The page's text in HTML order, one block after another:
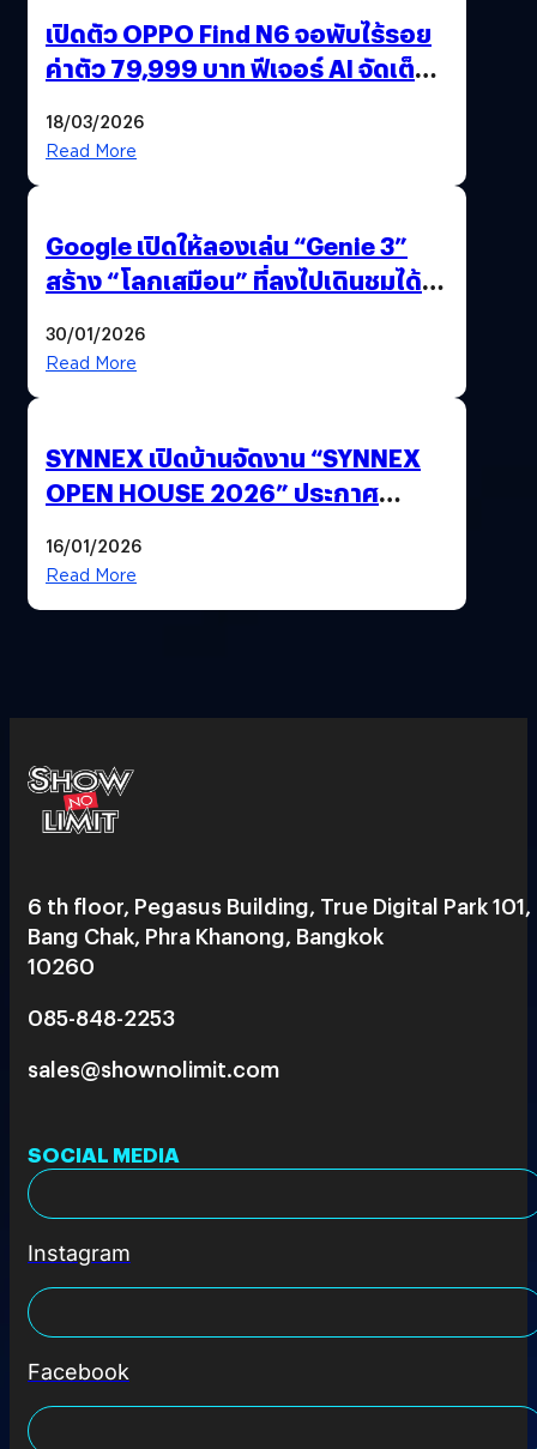
เปิดตัว OPPO Find N6 จอพับไร้รอย
ค่าตัว 79,999 บาท ฟีเจอร์ AI จัดเต็ม
18/03/2026
Read More
Google เปิดให้ลองเล่น “Genie 3”
สร้าง “โลกเสมือน” ที่ลงไปเดินชมได้
30/01/2026
Read More
SYNNEX เปิดบ้านจัดงาน “SYNNEX
OPEN HOUSE 2026” ประกาศ
ได้ 53,000 ล้านบาท
16/01/2026
Read More
6 th floor, Pegasus Building, True Digital Park 101,
Bang Chak, Phra Khanong, Bangkok
10260
085-848-2253
sales@shownolimit.com
SOCIAL MEDIA
Instagram
Facebook